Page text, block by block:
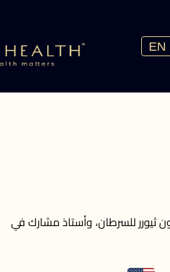
EN
ثيورر للسرطان، وأستاذ مشارك في